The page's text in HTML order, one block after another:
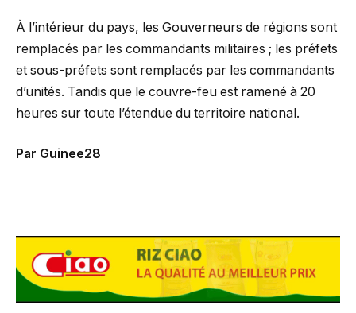
À l’intérieur du pays, les Gouverneurs de régions sont
remplacés par les commandants militaires ; les préfets
et sous-préfets sont remplacés par les commandants
d’unités. Tandis que le couvre-feu est ramené à 20
heures sur toute l’étendue du territoire national.
Par Guinee28